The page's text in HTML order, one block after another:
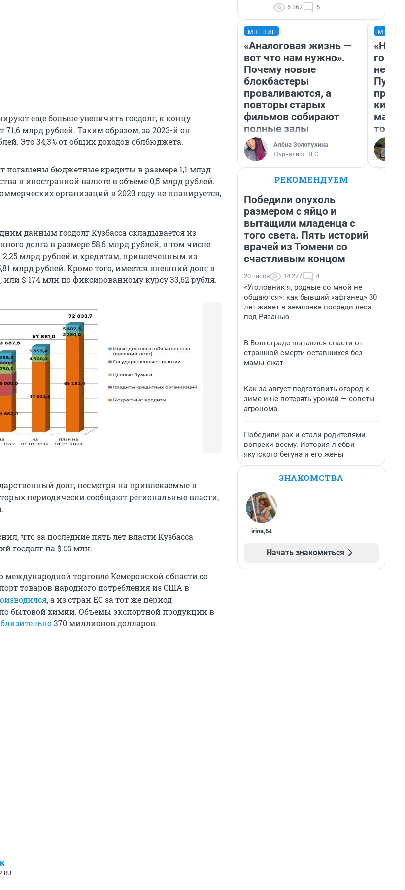
еще больше увеличить госдолг, к концу
71,6 млрд рублей. Таким образом, за 2023-й он
Это 34,3% от общих доходов облбюджета.
погашены бюджетные кредиты в размере 1,1 млрд
в иностранной валюте в объеме 0,5 млрд рублей.
организаций в 2023 году не планируется,
данным госдолг Кузбасса складывается из
долга в размере 58,6 млрд рублей, в том числе
млрд рублей и кредитам, привлеченным из
млрд рублей. Кроме того, имеется внешний долг в
или $ 174 млн по фиксированному курсу 33,62 рубля.
долг, несмотря на привлекаемые в
периодически сообщают региональные власти,
что за последние пять лет власти Кузбасса
госдолг на $ 55 млн.
международной торговле Кемеровской области со
товаров народного потребления из США в
, а из стран ЕС за тот же период
бытовой химии. Объемы экспортной продукции в
370 миллионов долларов.
6 362 5
МНЕНИЕ
«Аналоговая жизнь —
вот что нам нужно».
Почему новые
блокбастеры
проваливаются, а
повторы старых
фильмов собирают
полные залы
Алёна Золотухина
Журналист НГС
«Нет
того
РЕКОМЕНДУЕМ
Победили опухоль
размером с яйцо и
вытащили младенца с
того света. Пять историй
врачей из Тюмени со
счастливым концом
20 часов 14 277 4
«Уголовник я, родные со мной не
общаются»: как бывший «афганец» 30
лет живет в землянке посреди леса
под Рязанью
В Волгограде пытаются спасти от
страшной смерти оставшихся без
мамы ежат
Как за август подготовить огород к
зиме и не потерять урожай — советы
агронома
Победили рак и стали родителями
вопреки всему. История любви
якутского бегуна и его жены
ЗНАКОМСТВА
irina,64
Начать знакомиться